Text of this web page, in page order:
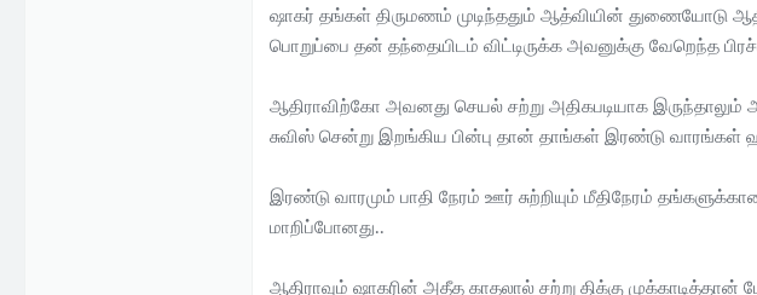
ஷாகர் தங்கள் திருமணம் முடிந்ததும் ஆத்வியின் துணையோடு
பொறுப்பை தன் தந்தையிடம் விட்டிருக்க அவனுக்கு வேறெந்த
ஆதிராவிற்கோ அவனது செயல் சற்று அதிகபடியாக இருந்தாலும்
சுவிஸ் சென்று இறங்கிய பின்பு தான் தாங்கள் இரண்டு
இரண்டு வாரமும் பாதி நேரம் ஊர் சுற்றியும் மீதிநேரம்
மாறிப்போனது..
ஆதிராவும் ஷாகரின் அதீத காதலால் சற்று திக்கு